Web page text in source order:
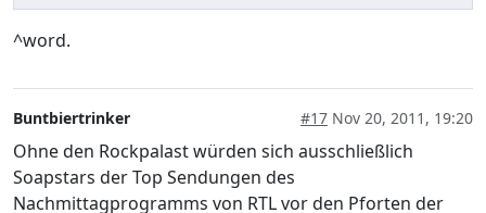
^word.
Buntbiertrinker #17 Nov 20, 2011, 19:20
Ohne den Rockpalast würden sich ausschließlich
Soapstars der Top Sendungen des
Nachmittagprogramms von RTL vor den Pforten der